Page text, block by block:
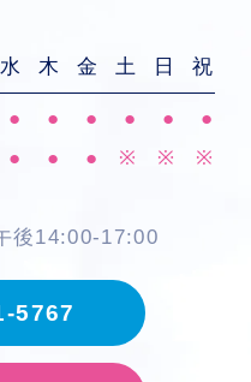
水 木 金 土 日 祝
● ● ● ● ●
●
● ● ● ※ ※ ※
後14:00-17:00
5767